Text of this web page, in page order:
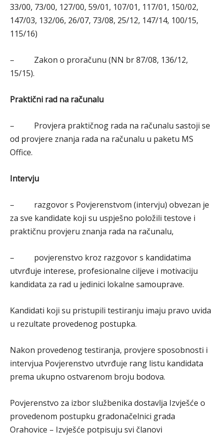
33/00, 73/00, 127/00, 59/01, 107/01, 117/01, 150/02,
147/03, 132/06, 26/07, 73/08, 25/12, 147/14, 100/15,
115/16)
– Zakon o proračunu (NN br 87/08, 136/12,
15/15).
Praktični rad na računalu
– Provjera praktičnog rada na računalu sastoji se
od provjere znanja rada na računalu u paketu MS
Office.
Intervju
– razgovor s Povjerenstvom (intervju) obvezan je
za sve kandidate koji su uspješno položili testove i
praktičnu provjeru znanja rada na računalu,
– povjerenstvo kroz razgovor s kandidatima
utvrđuje interese, profesionalne ciljeve i motivaciju
kandidata za rad u jedinici lokalne samouprave.
Kandidati koji su pristupili testiranju imaju pravo uvida
u rezultate provedenog postupka.
Nakon provedenog testiranja, provjere sposobnosti i
intervjua Povjerenstvo utvrđuje rang listu kandidata
prema ukupno ostvarenom broju bodova.
Povjerenstvo za izbor službenika dostavlja Izvješće o
provedenom postupku gradonačelnici grada
Orahovice – Izvješće potpisuju svi članovi